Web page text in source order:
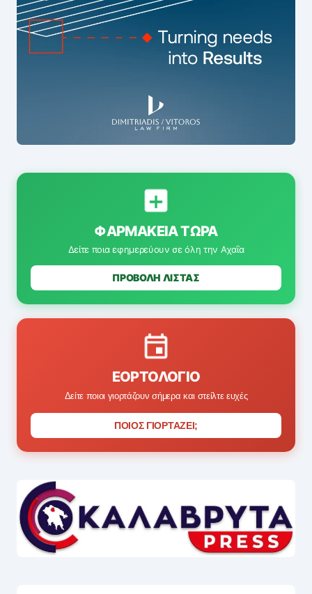
ΦΑΡΜΑΚΕΊΑ ΤΏΡΑ
Δείτε ποια εφημερεύουν σε όλη την Αχαΐα
ΠΡΟΒΟΛΗ ΛΙΣΤΑΣ
ΕΟΡΤΟΛΌΓΙΟ
Δείτε ποιοι γιορτάζουν σήμερα και στείλτε ευχές
ΠΟΙΟΣ ΓΙΟΡΤΑΖΕΙ;